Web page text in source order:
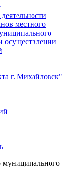
местного
осуществлении
г. Михайловск"
муниципального